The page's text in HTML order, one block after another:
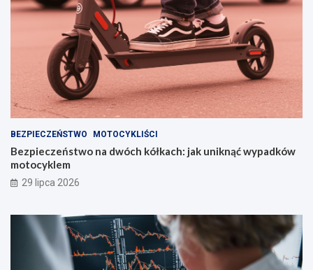
BEZPIECZEŃSTWO MOTOCYKLIŚCI
Bezpieczeństwo na dwóch kółkach: jak uniknąć wypadków
motocyklem
29 lipca 2026